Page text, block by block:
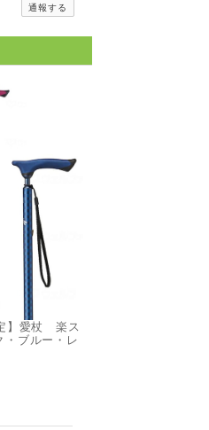
通報する
】愛杖 楽ス
ブルー・レ